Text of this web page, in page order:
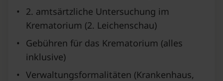
•
2. amtsärtzliche Untersuchung im
Krematorium (2. Leichenschau)
•
Gebühren für das Krematorium (alles
inklusive)
• Verwaltungsformalitäten (Krankenhaus,